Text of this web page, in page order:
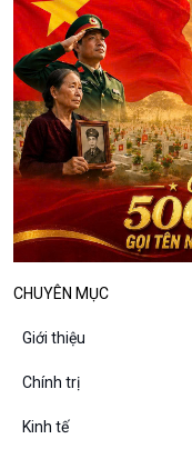
CHUYÊN MỤC
Giới thiệu
Chính trị
Kinh tế